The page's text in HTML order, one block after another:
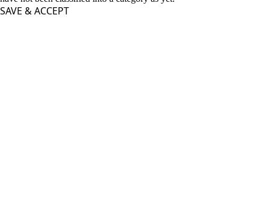
SAVE & ACCEPT